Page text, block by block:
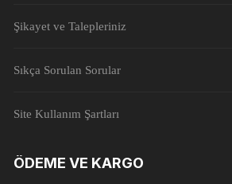
Şikayet ve Talepleriniz
Sıkça Sorulan Sorular
Site Kullanım Şartları
ÖDEME VE KARGO